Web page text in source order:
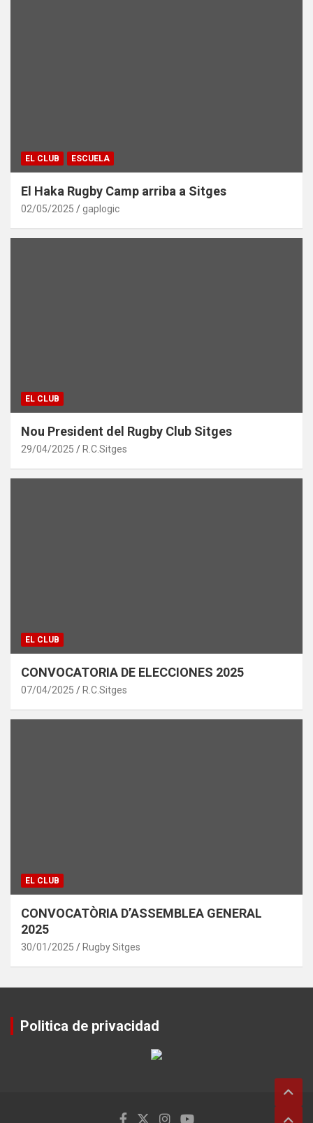
EL CLUB ESCUELA
El Haka Rugby Camp arriba a Sitges
02/05/2025 gaplogic
EL CLUB
Nou President del Rugby Club Sitges
29/04/2025 R.C.Sitges
EL CLUB
CONVOCATORIA DE ELECCIONES 2025
07/04/2025 R.C.Sitges
EL CLUB
CONVOCATÒRIA D’ASSEMBLEA GENERAL
2025
30/01/2025 Rugby Sitges
Politica de privacidad